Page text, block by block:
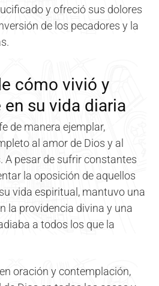
y ofreció sus dolores
de los pecadores y la
cómo vivió y
su vida diaria
de manera ejemplar,
al amor de Dios y al
A pesar de sufrir constantes
la oposición de aquellos
vida espiritual, mantuvo una
la providencia divina y una
a todos los que la
oración y contemplación,